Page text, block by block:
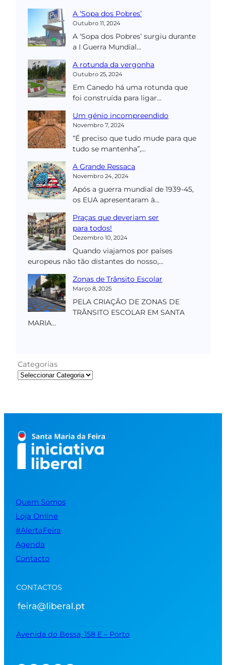
A ‘Sopa dos Pobres’
Outubro 11, 2024
A ‘Sopa dos Pobres’ surgiu durante
a I Guerra Mundial…
A rotunda da vergonha
Outubro 25, 2024
Em Canedo há uma rotunda que
foi construída para ligar…
Um génio incompreendido
Novembro 7, 2024
“É preciso que tudo mude para que
tudo se mantenha”,…
A Grande Ressaca
Novembro 24, 2024
Após a guerra mundial de 1939-45,
os EUA apresentaram à…
Praças que deveriam ser
para todos!
Dezembro 10, 2024
Quando viajamos por países
europeus não tão distantes do nosso,…
Zonas de Trânsito Escolar
Março 8, 2025
PELA CRIAÇÃO DE ZONAS DE
TRÂNSITO ESCOLAR EM SANTA
MARIA…
Categorias
Quem Somos
Loja Online
#AlertaFeira
Agenda
Contacto
CONTACTOS
Avenida do Bessa, 158 E – Porto